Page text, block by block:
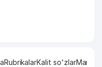
RubrikalarKalit so'zlarManzil